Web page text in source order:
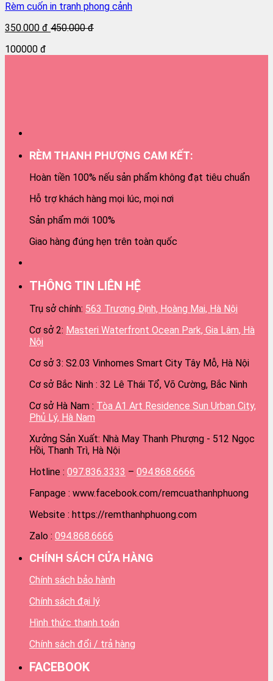
Rèm cuốn in tranh phong cảnh
350.000 đ 450.000 đ
100000 đ
RÈM THANH PHƯỢNG CAM KẾT:
Hoàn tiền 100% nếu sản phẩm không đạt tiêu chuẩn
Hỗ trợ khách hàng mọi lúc, mọi nơi
Sản phẩm mới 100%
Giao hàng đúng hẹn trên toàn quốc
THÔNG TIN LIÊN HỆ
Trụ sở chính: 563 Trương Định, Hoàng Mai, Hà Nội
Cơ sở 2: Masteri Waterfront Ocean Park, Gia Lâm, Hà
Nội
Cơ sở 3: S2.03 Vinhomes Smart City Tây Mỗ, Hà Nội
Cơ sở Bắc Ninh : 32 Lê Thái Tổ, Võ Cường, Bắc Ninh
Cơ sở Hà Nam : Tòa A1 Art Residence Sun Urban City,
Phủ Lý, Hà Nam
Xưởng Sản Xuất: Nhà May Thanh Phượng - 512 Ngọc
Hồi, Thanh Trì, Hà Nội
Hotline : 097.836.3333 – 094.868.6666
Fanpage : www.facebook.com/remcuathanhphuong
Website : https://remthanhphuong.com
Zalo : 094.868.6666
CHÍNH SÁCH CỬA HÀNG
Chính sách bảo hành
Chính sách đại lý
Hình thức thanh toán
Chính sách đổi / trả hàng
FACEBOOK